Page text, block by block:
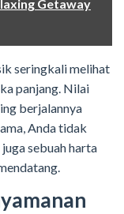
Getaway
seringkali melihat
panjang. Nilai
berjalannya
Anda tidak
sebuah harta